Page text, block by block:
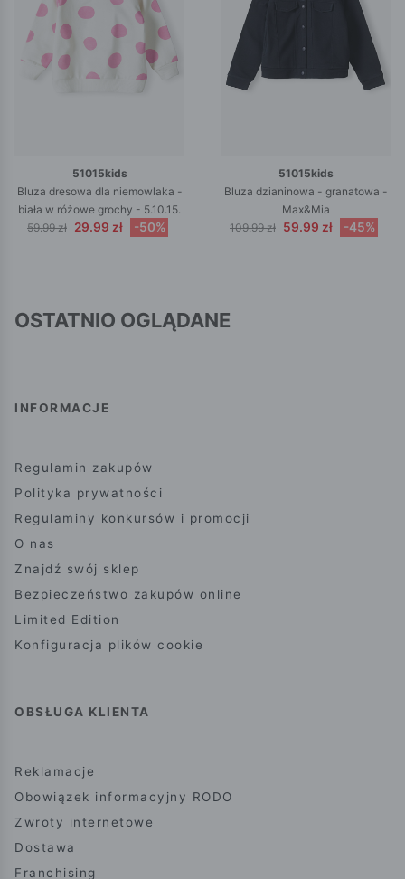
51015kids
Bluza dresowa dla niemowlaka -
biała w różowe grochy - 5.10.15.
59.99 zł 29.99 zł -50%
51015kids
Bluza dzianinowa - granatowa -
Max&Mia
109.99 zł 59.99 zł -45%
OSTATNIO OGLĄDANE
INFORMACJE
Regulamin zakupów
Polityka prywatności
Regulaminy konkursów i promocji
O nas
Znajdź swój sklep
Bezpieczeństwo zakupów online
Limited Edition
Konfiguracja plików cookie
OBSŁUGA KLIENTA
Reklamacje
Obowiązek informacyjny RODO
Zwroty internetowe
Dostawa
Franchising